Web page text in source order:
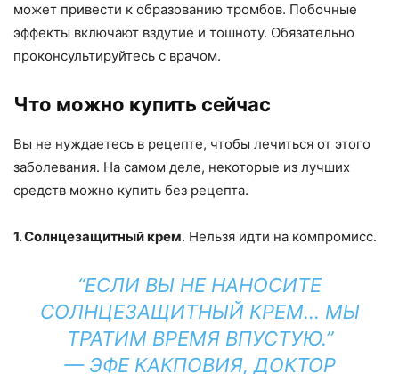
может привести к образованию тромбов. Побочные
эффекты включают вздутие и тошноту. Обязательно
проконсультируйтесь с врачом.
Что можно купить сейчас
Вы не нуждаетесь в рецепте, чтобы лечиться от этого
заболевания. На самом деле, некоторые из лучших
средств можно купить без рецепта.
1. Солнцезащитный крем. Нельзя идти на компромисс.
“ЕСЛИ ВЫ НЕ НАНОСИТЕ
СОЛНЦЕЗАЩИТНЫЙ КРЕМ… МЫ
ТРАТИМ ВРЕМЯ ВПУСТУЮ.”
— ЭФЕ КАКПОВИЯ, ДОКТОР